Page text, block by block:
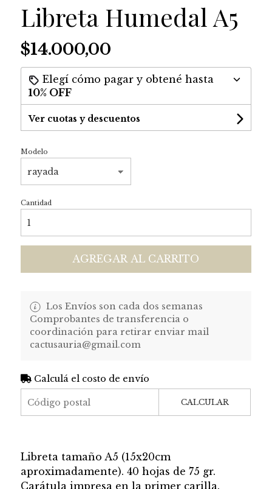
Libreta Humedal A5
$14.000,00
Elegí cómo pagar y obtené hasta
10% OFF
Ver cuotas y descuentos
Modelo
Cantidad
AGREGAR AL CARRITO
Los Envíos son cada dos semanas
Comprobantes de transferencia o
coordinación para retirar enviar mail
cactusauria@gmail.com
Calculá el costo de envío
CALCULAR
Libreta tamaño A5 (15x20cm
aproximadamente). 40 hojas de 75 gr.
Carátula impresa en la primer carilla.